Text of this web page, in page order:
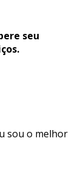
seu
sou o melhor